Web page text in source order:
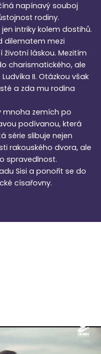
napínavý souboj
rodiny.
intriky kolem dostihů.
dilematem mezi
láskou. Mezitím
charismatického, ale
II. Otázkou však
a zda mu rodina
mnoha zemích po
podívanou, která
série slibuje nejen
rakouského dvora, ale
spravedlnost.
Sisi a ponořit se do
císařovny.